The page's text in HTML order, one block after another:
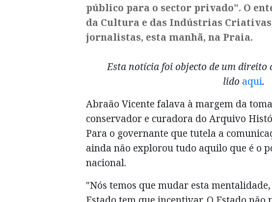
público para o sector privado". O
da Cultura e das Indústrias
jornalistas, esta manhã, na Praia.
Esta notícia foi objecto de um direito
lido aqui.
Abraão Vicente falava à margem da
conservador e curadora do Arquivo
Para o governante que tutela a
ainda não explorou tudo aquilo que é o
nacional.
"Nós temos que mudar esta